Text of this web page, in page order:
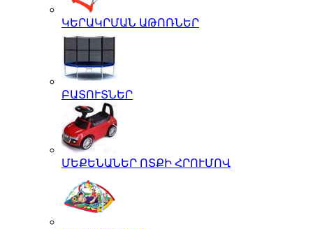
ԿԵՐԱԿՐՄԱՆ ԱԹՈՌՆԵՐ
ԲԱՏՈՒՏՆԵՐ
ՄԵՔԵՆԱՆԵՐ ՈՏՔԻ ՀՐՈՒՄՈՎ